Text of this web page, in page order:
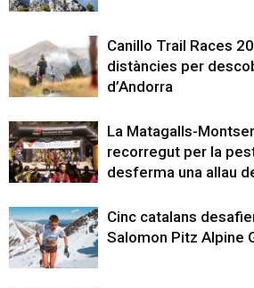
Canillo Trail Races
distàncies per
d’Andorra
La Matagalls-
recorregut per la
desferma una allau
Cinc catalans
Salomon Pitz Alpine